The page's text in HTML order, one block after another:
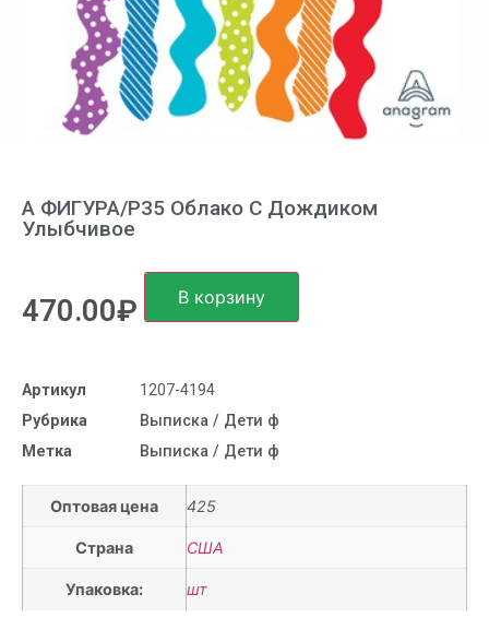
А ФИГУРА/P35 Облако С Дождиком
Улыбчивое
470.00₽ В корзину
Артикул
1207-4194
Рубрика
Выписка / Дети ф
Метка
Выписка / Дети ф
Оптовая цена 425
Страна США
Упаковка: шт